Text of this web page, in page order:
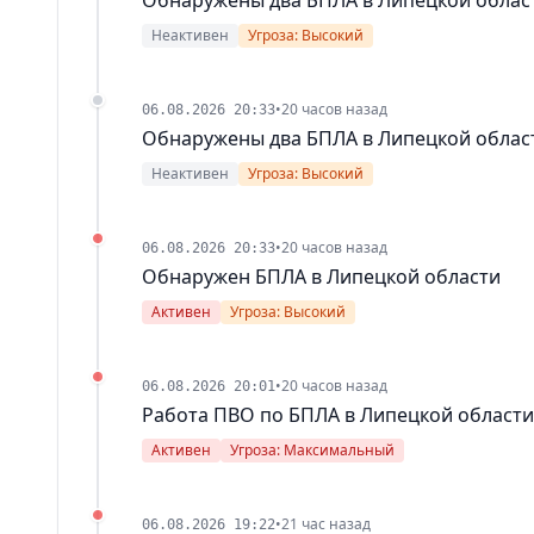
Неактивен Угроза: Высокий
06.08.2026 20:33•20 часов назад
Обнаружены два БПЛА в Липецкой
Неактивен Угроза: Высокий
06.08.2026 20:33•20 часов назад
Обнаружен БПЛА в Липецкой области
Активен Угроза: Высокий
06.08.2026 20:01 •20 часов назад
Работа ПВО по БПЛА в Липецкой области
Активен Угроза: Максимальный
06.08.2026 19:22•21 час назад